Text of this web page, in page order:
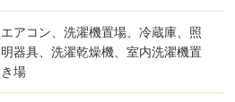
エアコン、洗濯機置場、冷蔵庫、照
明器具、洗濯乾燥機、室内洗濯機置
き場